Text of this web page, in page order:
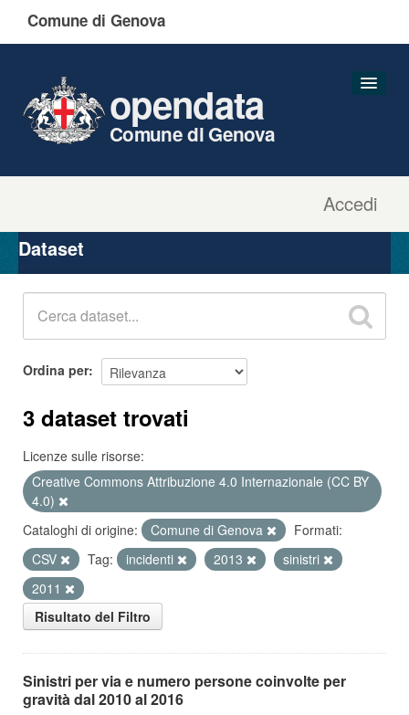
Comune di Genova
Accedi
opendata
Comune di Genova
Organizzazioni
Gruppi
Dataset
Ordina per
3 dataset trovati
Licenze sulle risorse:
Creative Commons Attribuzione 4.0 Internazionale (CC BY
4.0)
Cataloghi di origine:
Comune di Genova
Formati:
CSV
Tag: incidenti 2013
sinistri
2011
Risultato del Filtro
Sinistri per via e numero persone coinvolte per
gravità dal 2010 al 2016